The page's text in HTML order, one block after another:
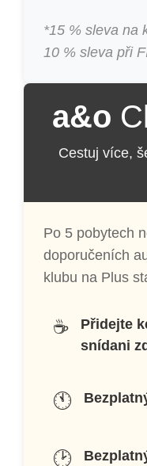
*15 % sleva na
10 % sleva při
a&o
Cestuj více,
Po 5 pobytech
doporučeních
klubu na Plus
☕
Přidejte
snídani
🕚
🕑